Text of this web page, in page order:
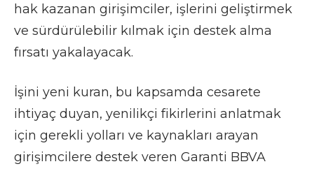
hak kazanan girişimciler, işlerini geliştirmek
ve sürdürülebilir kılmak için destek alma
fırsatı yakalayacak.
İşini yeni kuran, bu kapsamda cesarete
ihtiyaç duyan, yenilikçi fikirlerini anlatmak
için gerekli yolları ve kaynakları arayan
girişimcilere destek veren Garanti BBVA